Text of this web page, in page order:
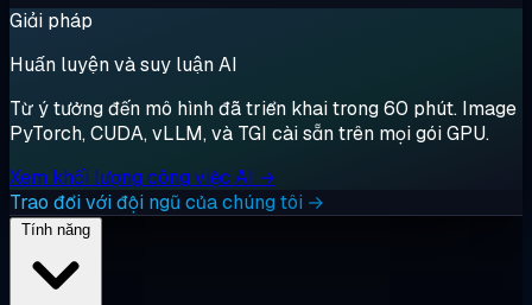
Giải pháp
Huấn luyện và suy luận AI
Từ ý tưởng đến mô hình đã triển khai trong 60 phút. Image
PyTorch, CUDA, vLLM, và TGI cài sẵn trên mọi gói GPU.
Xem khối lượng công việc AI →
Trao đổi với đội ngũ của chúng tôi →